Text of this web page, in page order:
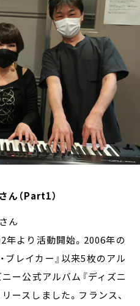
ん（Part1）
ん
年より活動開始。2006年の
ブレイカー』以来5枚のアル
ー公式アルバム『ディズニ
ースしました。フランス、